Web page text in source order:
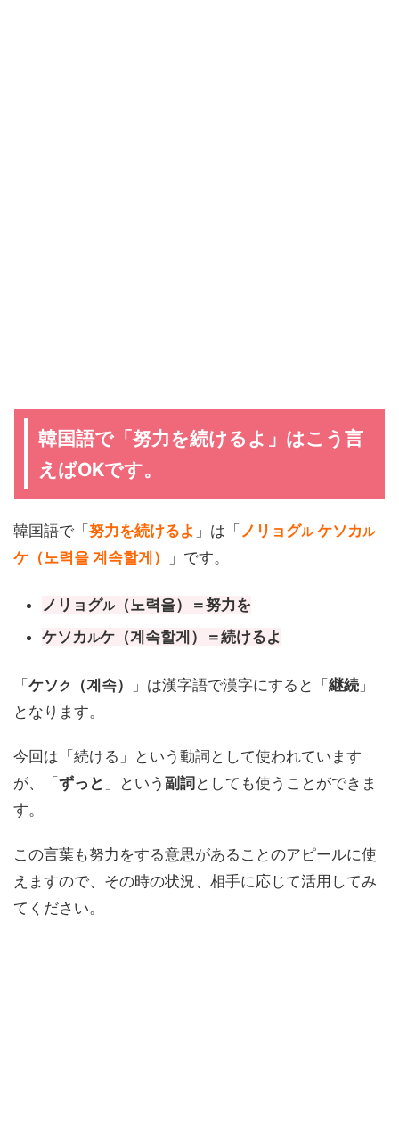
韓国語で「努力を続けるよ」はこう言
えばOKです。
韓国語で「努力を続けるよ 」は「 ノリョグルケソカル
ケ（노력을 계속할게） 」です。
ノリョグル（노력을）＝努力を
ケソカルケ（계속할게）＝続けるよ
「ケソク （계속） 」は漢字語で漢字にすると「継続 」
となります。
今回は「続ける」という動詞として使われています
が、「ずっと 」という 副詞としても使うことができま
す。
この言葉も努力をする意思があることのアピールに使
えますので、その時の状況、相手に応じて活用してみ
てください。